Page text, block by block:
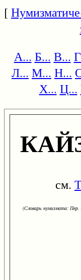
[
А... Б... В...
Л... М... Н...
Х... Ц...
см.
(Словарь нумизмата: